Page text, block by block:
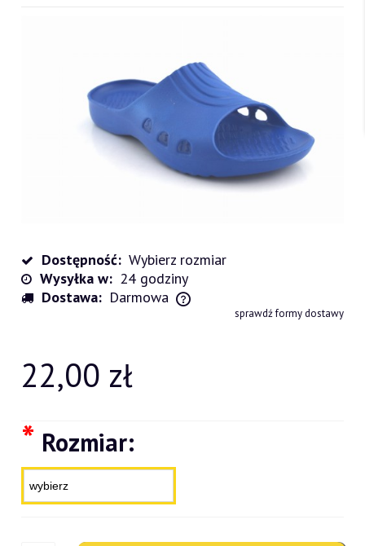
Dostępność: Wybierz rozmiar
Wysyłka w: 24 godziny
Dostawa: Darmowa
Cena nie zawiera ewentualnych kosztów płatnościsprawdź formy dostawy
22,00 zł
* Rozmiar: